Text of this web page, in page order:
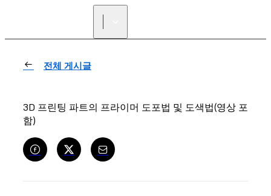
전체 게시글
3D 프린팅 파트의 프라이머 도포법 및 도색법(영상 포
함)